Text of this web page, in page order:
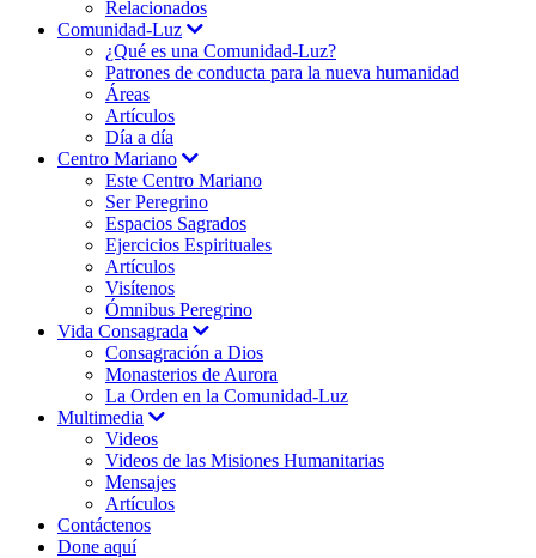
Relacionados
Comunidad-Luz
¿Qué es una Comunidad-Luz?
Patrones de conducta para la nueva humanidad
Áreas
Artículos
Día a día
Centro Mariano
Este Centro Mariano
Ser Peregrino
Espacios Sagrados
Ejercicios Espirituales
Artículos
Visítenos
Ómnibus Peregrino
Vida Consagrada
Consagración a Dios
Monasterios de Aurora
La Orden en la Comunidad-Luz
Multimedia
Videos
Videos de las Misiones Humanitarias
Mensajes
Artículos
Contáctenos
Done aquí